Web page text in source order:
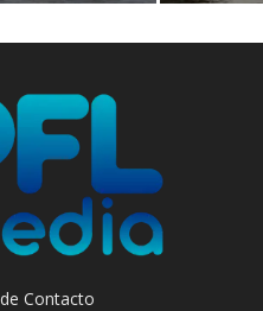
Contacto